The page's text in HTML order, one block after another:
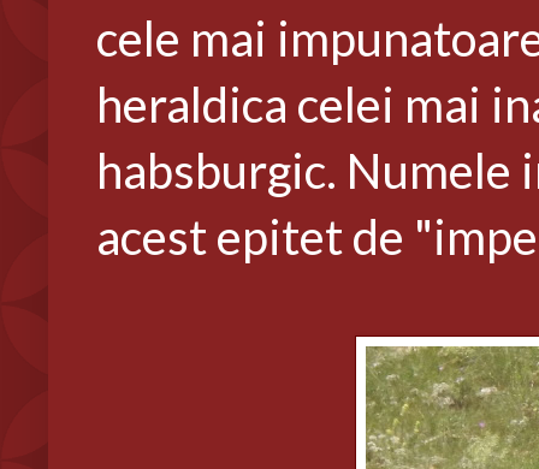
cele mai
heraldica celei mai
habsburgic. Numele
acest epitet de